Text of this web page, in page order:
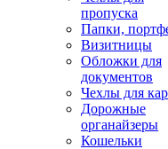
пропуска
Папки,
Визитницы
Обложки для
документов
Чехлы для
Дорожные
органайзеры
Кошельки